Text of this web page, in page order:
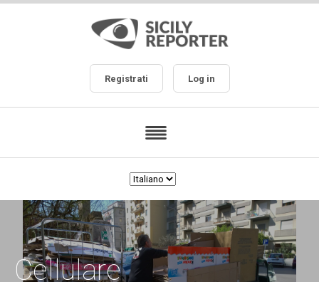
Registrati Log in
Cellulare